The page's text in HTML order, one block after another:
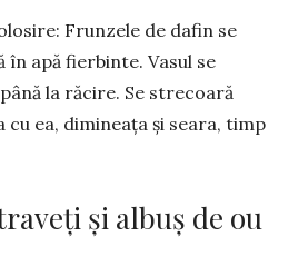
Frun­­zele de da­fin se
în apă fierbinte. Vasul se
la răcire. Se strecoară
cu ea, dimi­nea­ţa şi sea­ra, timp
și albuș de ou